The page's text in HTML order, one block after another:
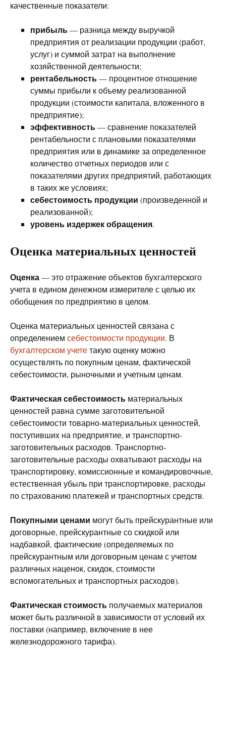
качественные показатели:
прибыль— разница между выручкой
предприятия от реализации продукции (работ,
услуг) и суммой затрат на выполнение
хозяйственной деятельности;
рентабельность— процентное отношение
суммы прибыли к объему реализованной
продукции (стоимости капитала, вложенного в
предприятие);
эффективность— сравнение показателей
рентабельности с плановыми показателями
предприятия или в динамике за определенное
количество отчетных периодов или с
показателями других предприятий, работающих
в таких же условиях;
себестоимость продукции (произведенной и
реализованной);
уровень издержек обращения.
Оценка материальных ценностей
Оценка— это отражение объектов бухгалтерского
учета в едином денежном измерителе с целью их
обобщения по предприятию в целом.
Оценка материальных ценностей связана с
определением себестоимости продукции. В
бухгалтерском учететакую оценку можно
осуществлять по покупным ценам, фактической
себестоимости, рыночными и учетным ценам.
Фактическая себестоимость материальных
ценностей равна сумме заготовительной
себестоимости товарно-материальных ценностей,
поступивших на предприятие, и транспортно-
заготовительных расходов. Транспортно-
заготовительные расходы охватывают расходы на
транспортировку, комиссионные и командировочные,
естественная убыль при транспортировке, расходы
по страхованию платежей и транспортных средств.
Покупными ценами могут быть прейскурантные или
договорные, прейскурантные со скидкой или
надбавкой, фактические (определяемых по
прейскурантным или договорным ценам с учетом
различных наценок, скидок, стоимости
вспомогательных и транспортных расходов).
Фактическая стоимость получаемых материалов
может быть различной в зависимости от условий их
поставки (например, включение в нее
железнодорожного тарифа).